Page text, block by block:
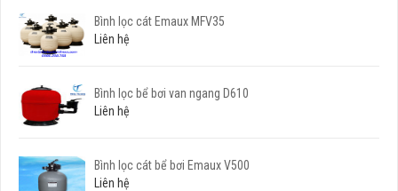
Bình lọc cát Emaux MFV35
Liên hệ
Bình lọc bể bơi van ngang D610
Liên hệ
Bình lọc cát bể bơi Emaux V500
Liên hệ